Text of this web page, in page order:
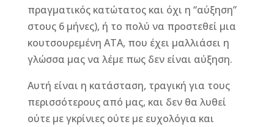
πραγματικός κατώτατος και όχι η “αύξηση”
στους 6 μήνες), ή το πολύ να προστεθεί μια
κουτσουρεμένη ΑΤΑ, που έχει μαλλιάσει η
γλώσσα μας να λέμε πως δεν είναι αύξηση.
Αυτή είναι η κατάσταση, τραγική για τους
περισσότερους από μας, και δεν θα λυθεί
ούτε με γκρίνιες ούτε με ευχολόγια και